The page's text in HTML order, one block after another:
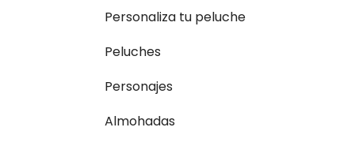
Personaliza tu peluche
Peluches
Personajes
Almohadas